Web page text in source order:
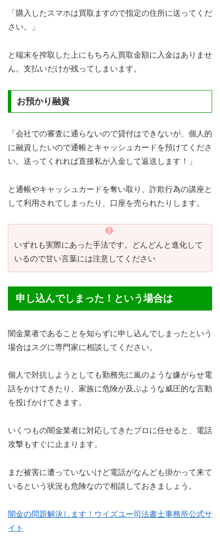
「購入したスマホは買取ますので指定の住所に送ってくだ
さい。」
と端末を搾取した上にもちろん買取金額に入金はありませ
ん。支払いだけが残ってしまいます。
お預かり融資
「会社での審査に通らないので貸付はできないが、個人的
に融資したいので通帳とキャッシュカードを預けてくださ
い。送ってくれれば直接私が入金して返送します！」
と通帳やキャッシュカードを奪い取り、詐欺行為の講座と
して利用されてしまったり、口座を売られたりします。
いずれも実際にあった手法です。どんどんと進化して
いるので甘い言葉には注意してください
申し込んでしまった！という場合は
闇金業者であることを知らずに申し込んでしまったという
場合はスグに専門家に相談してください。
個人で対抗しようとしても勤務先に嵐のような嫌がらせ電
話をかけてきたり、家族に危険が及ぶような威圧的な言動
を投げかけてきます。
いくつもの闇金業者に対応してきたプロに任せると、電話
攻撃もすぐに止まります。
まだ被害に遭っていないけど電話がなんども掛かって来て
いるという状況も危険なので相談しておきましょう。
闇金の問題解決します！ウイズユー司法書士事務所公式サ
イト